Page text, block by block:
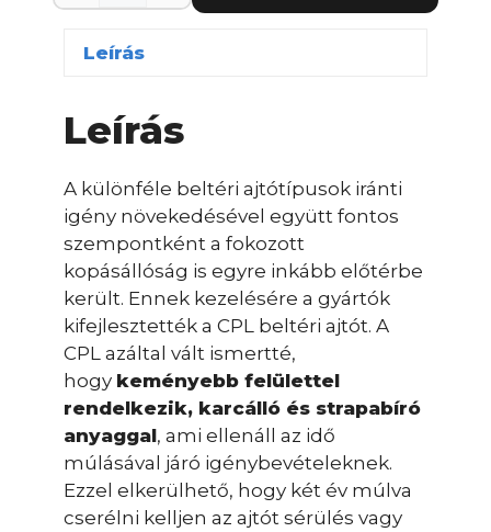
Leírás
Leírás
A különféle beltéri ajtótípusok iránti
igény növekedésével együtt fontos
szempontként a fokozott
kopásállóság is egyre inkább előtérbe
került. Ennek kezelésére a gyártók
kifejlesztették a CPL beltéri ajtót. A
CPL azáltal vált ismertté,
hogy keményebb felülettel
rendelkezik, karcálló és strapabíró
anyaggal, ami ellenáll az idő
múlásával járó igénybevételeknek.
Ezzel elkerülhető, hogy két év múlva
cserélni kelljen az ajtót sérülés vagy